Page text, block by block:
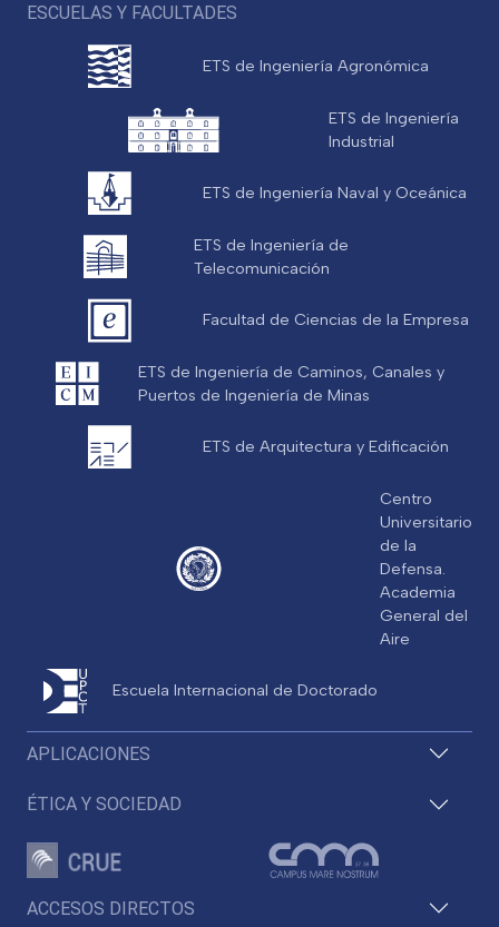
ACCESOS DIRECTOS
APLICACIONES
ÉTICA Y SOCIEDAD
ESCUELAS Y FACULTADES
ETS de Ingeniería Agronómica
ETS de Ingeniería
Industrial
ETS de Ingeniería Naval y Oceánica
ETS de Ingeniería de
Telecomunicación
Facultad de Ciencias de la Empresa
ETS de Ingeniería de Caminos, Canales y
Puertos de Ingeniería de Minas
ETS de Arquitectura y Edificación
Centro
Universitario
de la
Defensa.
Academia
General del
Aire
Escuela Internacional de Doctorado